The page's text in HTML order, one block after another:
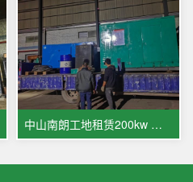
中山南朗工地租赁200kw 柴油发电机 连夜送达